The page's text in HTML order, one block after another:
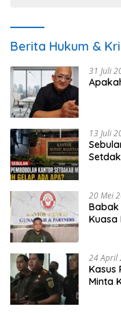
Berita Hukum &
31 Juli
13 Juli
20 Mei
Babak
Kuasa
24 April
Kasus
Minta